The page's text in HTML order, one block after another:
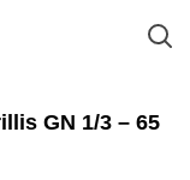
GN 1/3 – 65